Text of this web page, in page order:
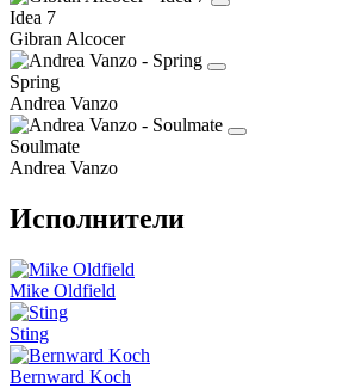
Idea 7
Gibran Alcocer
Spring
Andrea Vanzo
Soulmate
Andrea Vanzo
Исполнители
Mike Oldfield
Sting
Bernward Koch